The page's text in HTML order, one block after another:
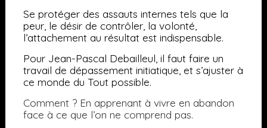
Se protéger des assauts internes tels que la
peur, le désir de contrôler, la volonté,
l’attachement au résultat est indispensable.
Pour Jean-Pascal Debailleul, il faut faire un
travail de dépassement initiatique, et s’ajuster à
ce monde du Tout possible.
Comment ? En apprenant à vivre en abandon
face à ce que l’on ne comprend pas.